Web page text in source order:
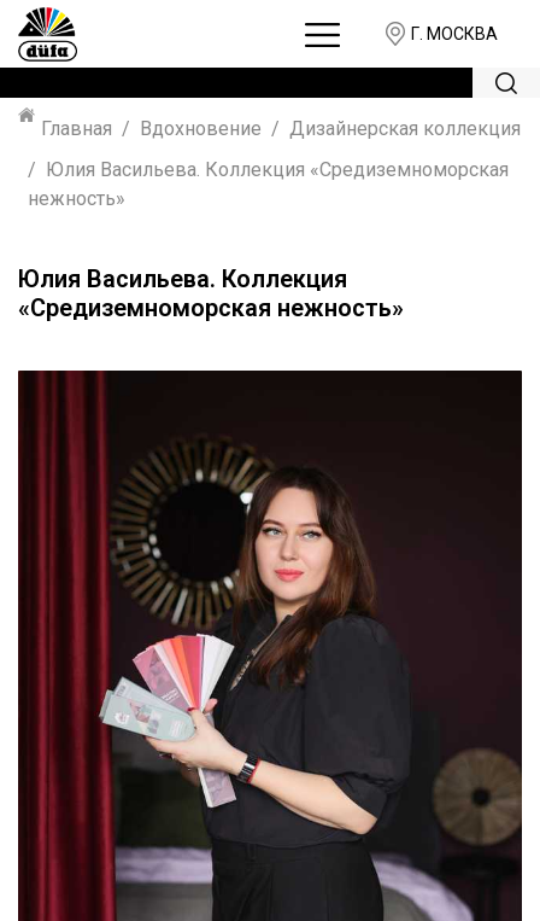
Г. МОСКВА
Главная Вдохновение
Дизайнерская коллекция
Юлия Васильева. Коллекция «Средиземноморская
нежность»
Юлия Васильева. Коллекция
«Средиземноморская нежность»